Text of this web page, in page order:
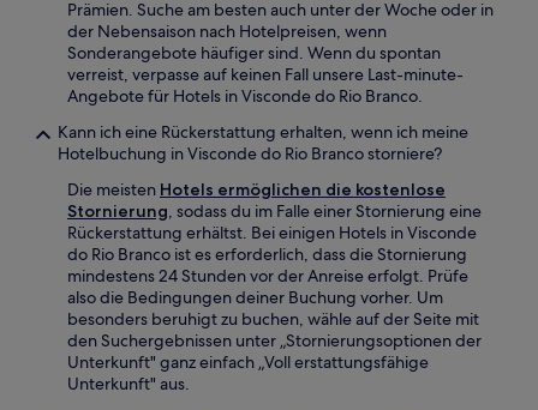
Prämien. Suche am besten auch unter der Woche oder in
der Nebensaison nach Hotelpreisen, wenn
Sonderangebote häufiger sind. Wenn du spontan
verreist, verpasse auf keinen Fall unsere Last-minute-
Angebote für Hotels in Visconde do Rio Branco.
Kann ich eine Rückerstattung erhalten, wenn ich meine
Hotelbuchung in Visconde do Rio Branco storniere?
Die meisten Hotels ermöglichen die kostenlose
Stornierung, sodass du im Falle einer Stornierung eine
Rückerstattung erhältst. Bei einigen Hotels in Visconde
do Rio Branco ist es erforderlich, dass die Stornierung
mindestens 24 Stunden vor der Anreise erfolgt. Prüfe
also die Bedingungen deiner Buchung vorher. Um
besonders beruhigt zu buchen, wähle auf der Seite mit
den Suchergebnissen unter „Stornierungsoptionen der
Unterkunft" ganz einfach „Voll erstattungsfähige
Unterkunft" aus.